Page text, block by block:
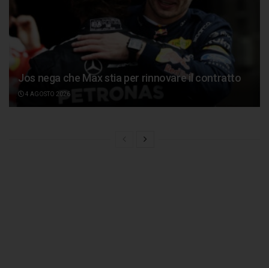
Jos nega che Max stia per rinnovare il contratto
4 AGOSTO 2026